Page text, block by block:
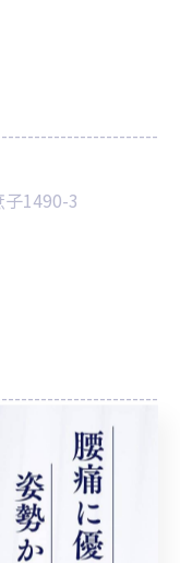
1490-3
次のページ >